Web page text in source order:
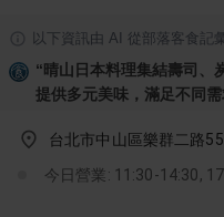
以下資訊由 AI 從部落客食記
“晴山日本料理集結壽司、
提供多元美味，滿足不同需
台北市中山區樂群二路
今日營業: 11:30-14:30,